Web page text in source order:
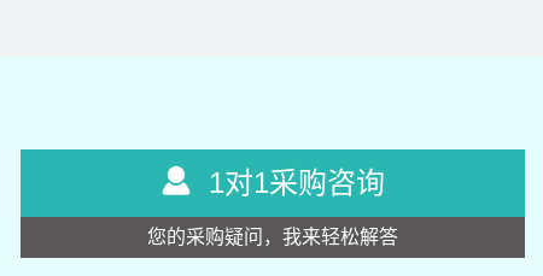
1对1采购咨询
您的采购疑问，我来轻松解答